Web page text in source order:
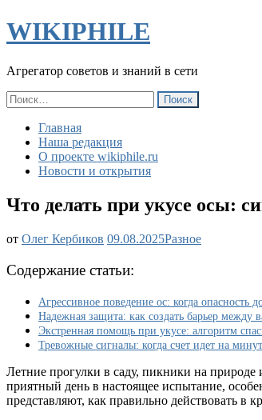
WIKIPHILE
Агрегатор советов и знаний в сети
Найти:
Главная
Наша редакция
О проекте wikiphile.ru
Новости и открытия
Что делать при укусе осы:
от Олег Кербиков 09.08.2025Что
симптомы
лечение
и
способы
избежать
нападения
Разное
Содержание статьи:
Агрессивное поведение ос: когда опасность
Надежная защита: как создать барьер между
Экстренная помощь при укусе: алгоритм
Тревожные сигналы: когда счет идет на
Летние прогулки в саду, пикники на природе
приятный день в настоящее испытание,
представляют, как правильно действовать в